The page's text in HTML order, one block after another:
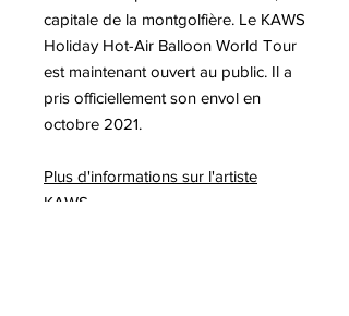
capitale de la montgolfière. Le KAWS
Holiday Hot-Air Balloon World Tour
est maintenant ouvert au public. Il a
pris officiellement son envol en
octobre 2021.
Plus d'informations sur l'artiste
KAWS